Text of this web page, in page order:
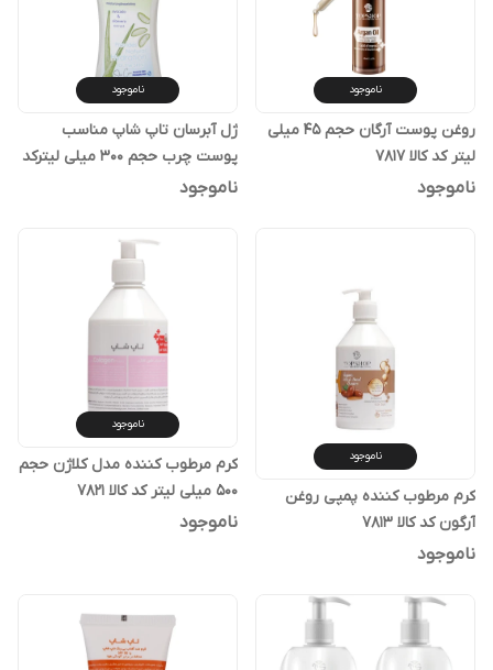
ناموجود
روغن پوست آرگان حجم 45 میلی
لیتر کد کالا ۷۸۱۷
ناموجود
ناموجود
ژل آبرسان تاپ شاپ مناسب
پوست چرب حجم 300 میلی لیترکد
کالا ۸۰۰۶
ناموجود
ناموجود
کرم مرطوب کننده پمپی روغن
آرگون کد کالا ۷۸۱۳
ناموجود
ناموجود
کرم مرطوب کننده مدل کلاژن حجم
500 میلی لیتر کد کالا ۷۸۲۱
ناموجود